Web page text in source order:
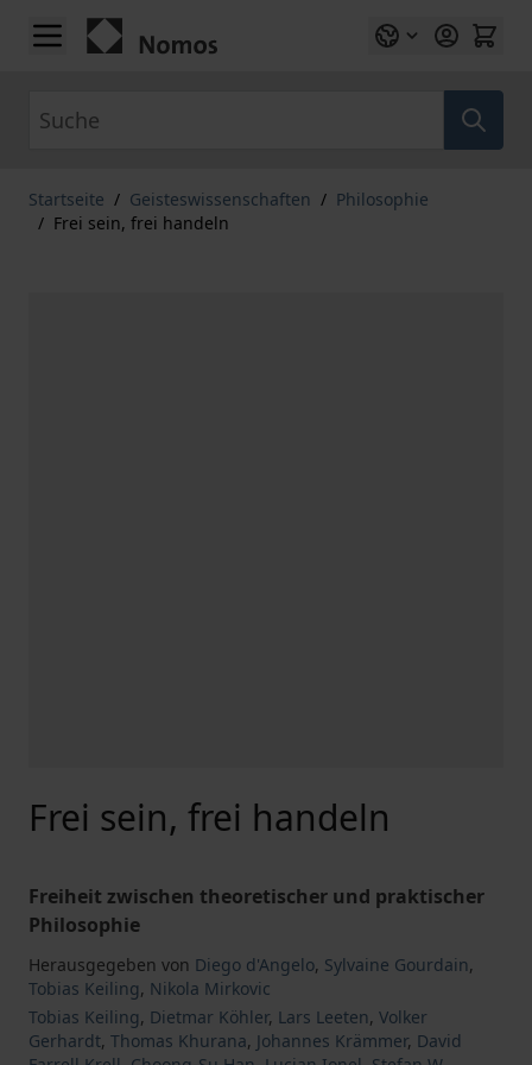
Zum Inhalt springen
Startseite / Geisteswissenschaften / Philosophie
/ Frei sein, frei handeln
Frei sein, frei handeln
Freiheit zwischen theoretischer und praktischer
Philosophie
Herausgegeben von Diego d'Angelo, Sylvaine Gourdain,
Tobias Keiling, Nikola Mirkovic
Tobias Keiling, Dietmar Köhler, Lars Leeten, Volker
Gerhardt, Thomas Khurana, Johannes Krämmer, David